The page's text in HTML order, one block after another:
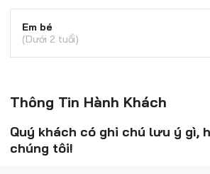
Em bé
(Dưới 2 tuổi)
Thông Tin Hành Khách
Quý khách có ghi chú lưu ý gì,
chúng tôi!